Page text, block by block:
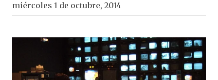
miércoles 1 de octubre, 2014